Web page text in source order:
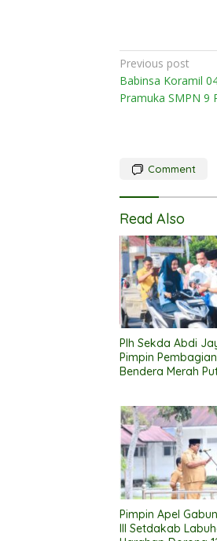
Post
navigation
Previous post
Babinsa Koramil
Pramuka SMPN 9
Comment
Read Also
Plh Sekda Abdi
Pimpin
Bendera Merah
Pimpin Apel
III Setdakab